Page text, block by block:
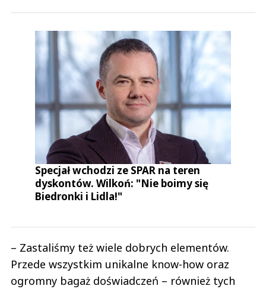
Specjał wchodzi ze SPAR na teren
dyskontów. Wilkoń: "Nie boimy się
Biedronki i Lidla!"
– Zastaliśmy też wiele dobrych elementów.
Przede wszystkim unikalne know-how oraz
ogromny bagaż doświadczeń – również tych